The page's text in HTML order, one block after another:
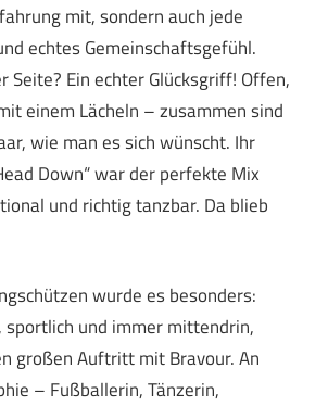
mit, sondern auch jede
echtes Gemeinschaftsgefühl.
Seite? Ein echter Glücksgriff! Offen,
einem Lächeln – zusammen sind
wie man es sich wünscht. Ihr
Down“ war der perfekte Mix
und richtig tanzbar. Da blieb
wurde es besonders:
sportlich und immer mittendrin,
großen Auftritt mit Bravour. An
– Fußballerin, Tänzerin,